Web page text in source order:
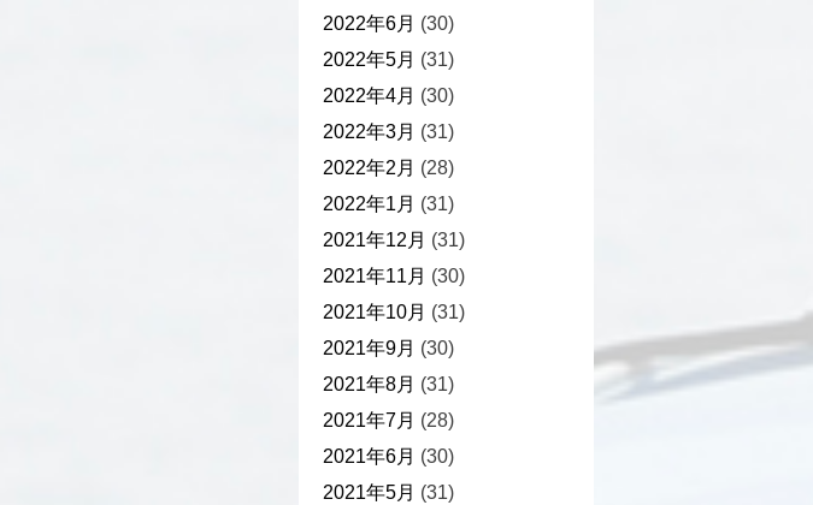
2022年6月 (30)
2022年5月 (31)
2022年4月 (30)
2022年3月 (31)
2022年2月 (28)
2022年1月 (31)
2021年12月 (31)
2021年11月 (30)
2021年10月 (31)
2021年9月 (30)
2021年8月 (31)
2021年7月 (28)
2021年6月 (30)
2021年5月 (31)